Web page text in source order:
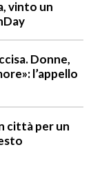
vinto un
Donne,
l’appello
città per un